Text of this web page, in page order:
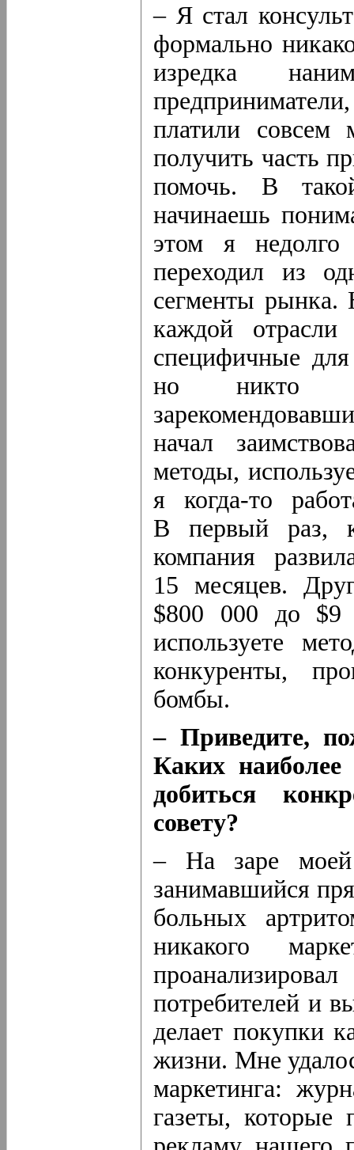
– Я стал
формально
изредка
платили
получить часть
помочь. В
начинаешь
этом я недолго
переходил из
сегменты рынка.
каждой отрасли
специфичные
но никто
начал
методы,
я когда-то
В первый раз,
компания
15 месяцев.
$800 000 до
используете
конкуренты,
бомбы.
– Приведите,
Каких наиболее
добиться
совету?
– На заре
занимавшийся
больных
никакого
потребителей и
делает покупки
жизни. Мне
маркетинга:
газеты, которые